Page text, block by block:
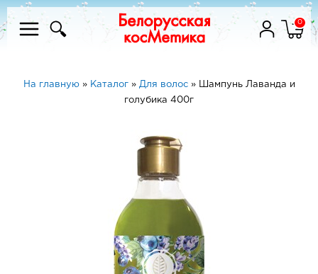
0
На главную» Каталог» Для волос»
Шампунь Лаванда и
голубика 400г